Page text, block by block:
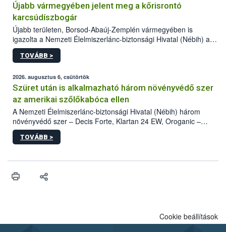
Újabb vármegyében jelent meg a kőrisrontó
karcsúdíszbogár
Újabb területen, Borsod-Abaúj-Zemplén vármegyében is
igazolta a Nemzeti Élelmiszerlánc-biztonsági Hivatal (Nébih) a
kőrisrontó karcsúdíszbogár (Agrilus planipennis) jelenlétét. A
kártevőt nem csak színcsapdában találták meg, de már fertőzött
az intenzív felderítést, emellett az intézkedéseket a szlovák
hatósággal is összehangolják a terjedés megállítása érdekében.
TOVÁBB >
2026. augusztus 6, csütörtök
Szüret után is alkalmazható három növényvédő szer
az amerikai szőlőkabóca ellen
A Nemzeti Élelmiszerlánc-biztonsági Hivatal (Nébih) három
növényvédő szer – Decis Forte, Klartan 24 EW, Oroganic –
engedélyokiratát módosította, így azok a szüretet követően,
egészen a vesszőérettség (BBCH 91) stádiumáig
érésű szőlőkben is legyen lehetőség a károsító elleni további
felhasználók számára is elérhető és ökológiai termesztésben is
TOVÁBB >
Cookie beállítások